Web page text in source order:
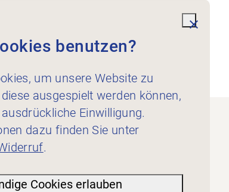
benutzen?
um unsere Website zu
ausgespielt werden können,
Einwilligung.
dazu finden Sie unter
.
Cookies erlauben